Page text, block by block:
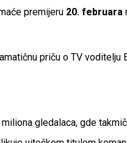
premijeru 20. februara
priču o TV voditelju
gledalaca, gde